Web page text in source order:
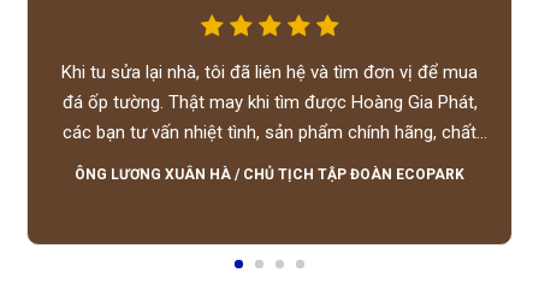
Khi tu sửa lại nhà, tôi đã liên hệ và tìm đơn vị để mua
đá ốp tường. Thật may khi tìm được Hoàng Gia Phát,
các bạn tư vấn nhiệt tình, sản phẩm chính hãng, chất
lượng tốt, giá hợp lý, hỗ trợ tận tình.
ÔNG LƯƠNG XUÂN HÀ / CHỦ TỊCH TẬP ĐOÀN ECOPARK